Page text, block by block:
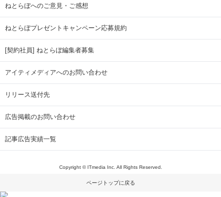
ねとらぼへのご意見・ご感想
ねとらぼプレゼントキャンペーン応募規約
[契約社員] ねとらぼ編集者募集
アイティメディアへのお問い合わせ
リリース送付先
広告掲載のお問い合わせ
記事広告実績一覧
Copyright © ITmedia Inc. All Rights Reserved.
ページトップに戻る